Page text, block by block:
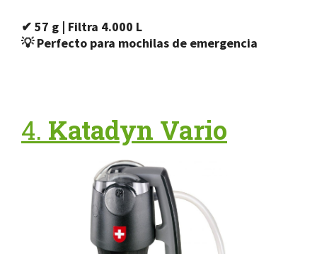
✔ 57 g | Filtra 4.000 L
💡 Perfecto para mochilas de emergencia
4. Katadyn Vario